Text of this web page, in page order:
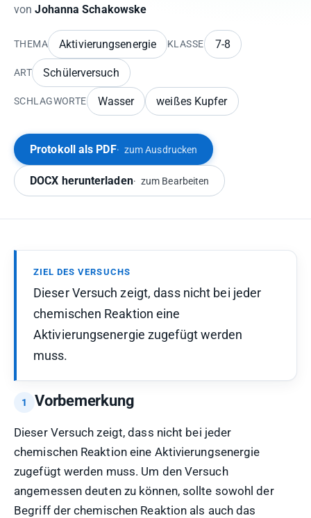
vonJohanna Schakowske
THEMA Aktivierungsenergie KLASSE 7-8
ART Schülerversuch
SCHLAGWORTE Wasser weißes Kupfer
Protokoll als PDF zum Ausdrucken
DOCX herunterladen zum Bearbeiten
ZIEL DES VERSUCHS
Dieser Versuch zeigt, dass nicht bei jeder
chemischen Reaktion eine
Aktivierungsenergie zugefügt werden
muss.
Vorbemerkung
Dieser Versuch zeigt, dass nicht bei jeder
chemischen Reaktion eine Aktivierungsenergie
zugefügt werden muss. Um den Versuch
angemessen deuten zu können, sollte sowohl der
Begriff der chemischen Reaktion als auch das